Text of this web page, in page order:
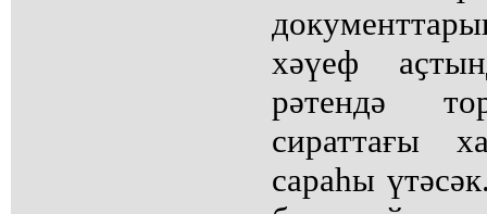
хәүеф
рәтендә
сираттағы
сараһы